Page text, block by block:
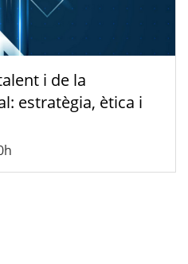
i de la
estratègia, ètica i